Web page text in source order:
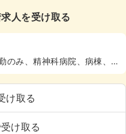
人を受け取る
のみ、精神科病院、病棟、4
け取る
け取る